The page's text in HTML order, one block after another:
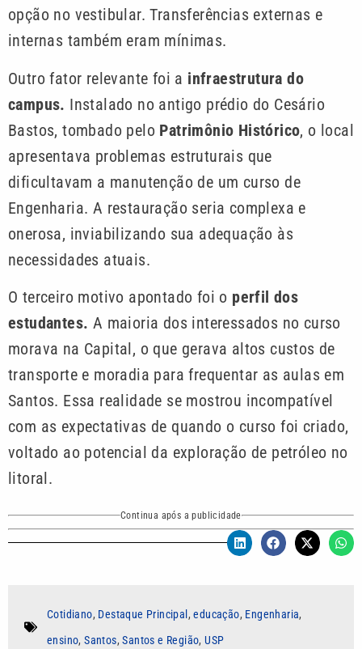
opção no vestibular. Transferências externas e
internas também eram mínimas.
Outro fator relevante foi a infraestrutura do
campus. Instalado no antigo prédio do Cesário
Bastos, tombado pelo Patrimônio Histórico, o local
apresentava problemas estruturais que
dificultavam a manutenção de um curso de
Engenharia. A restauração seria complexa e
onerosa, inviabilizando sua adequação às
necessidades atuais.
O terceiro motivo apontado foi o perfil dos
estudantes. A maioria dos interessados no curso
morava na Capital, o que gerava altos custos de
transporte e moradia para frequentar as aulas em
Santos. Essa realidade se mostrou incompatível
com as expectativas de quando o curso foi criado,
voltado ao potencial da exploração de petróleo no
litoral.
Continua após a publicidade
Cotidiano, Destaque Principal ,educação, Engenharia,
ensino,Santos,Santos e Região,USP